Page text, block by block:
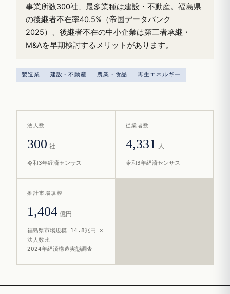
事業所数300社、最多業種は建設・不動産。福島県
の後継者不在率40.5%（帝国データバンク
2025）、後継者不在の中小企業は第三者承継・
M&Aを早期検討するメリットがあります。
製造業 建設・不動産 農業・食品 再生エネルギー
法人数
300 社
令和3年経済センサス
従業者数
4,331 人
令和3年経済センサス
推計市場規模
1,404 億円
福島県市場規模 14.8兆円 ×
法人数比
2024年経済構造実態調査